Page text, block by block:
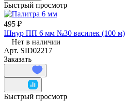
Быстрый просмотр
495 ₽
Шнур ПП 6 мм №30 василек (100 м)
Нет в наличии
Арт. SID02217
Заказать
Быстрый просмотр